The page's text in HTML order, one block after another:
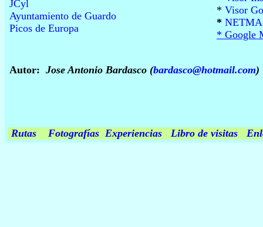
JCyl
Ayuntamiento de Guardo
Picos de Europa
* Visor
*
* Google
Autor: Jose Antonio Bardasco (bardasco@hotmail.com)
Rutas Fotografías Experiencias Libro de visitas